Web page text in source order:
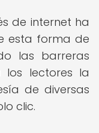
de internet ha
esta forma de
las barreras
lectores la
de diversas
clic.